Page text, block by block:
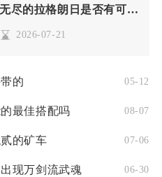
无尽的拉格朗日是否有可获得的舰船
2026-07-21
的 05-12
最佳搭配吗 08-07
的矿车 07-06
现万剑流武魂 06-30